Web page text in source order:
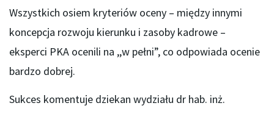
Wszystkich osiem kryteriów oceny – między innymi
koncepcja rozwoju kierunku i zasoby kadrowe –
eksperci PKA ocenili na ,,w pełni”, co odpowiada ocenie
bardzo dobrej.
Sukces komentuje dziekan wydziału dr hab. inż.